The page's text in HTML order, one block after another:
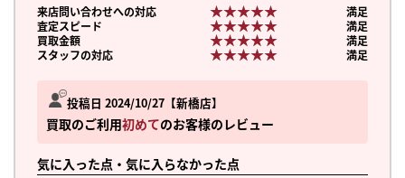
投稿日 2024/10/27 新橋店
買取のご利用初めてのお客様のレビュー
気に入った点・気に入らなかった点
来店問い合わせへの対応 ★★★★★
★★★★★
満足
査定スピード
★★★★★
★★★★★
満足
買取金額
★★★★★
★★★★★
満足
スタッフの対応
★★★★★
★★★★★ 満足